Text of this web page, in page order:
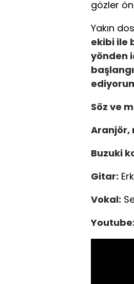
gözler
Yakın
ekibi ile
yönden
Söz ve
Aranjör,
Buzuki
Gitar:
Vokal:
Youtube: